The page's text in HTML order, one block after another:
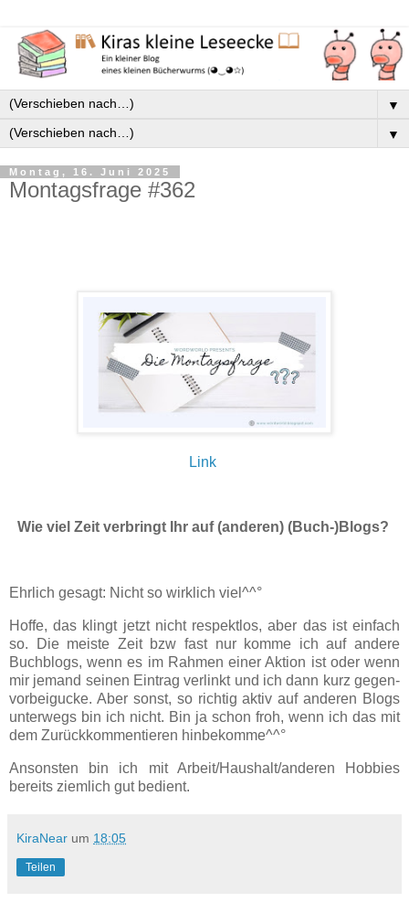
▼
▼
Montag, 16. Juni 2025
Montagsfrage #362
Link
Wie viel Zeit verbringt Ihr auf (anderen) (Buch-)Blogs?
Ehrlich gesagt: Nicht so wirklich viel^^°
Hoffe, das klingt jetzt nicht respektlos, aber das ist einfach
so. Die meiste Zeit bzw fast nur komme ich auf andere
Buchblogs, wenn es im Rahmen einer Aktion ist oder wenn
mir jemand seinen Eintrag verlinkt und ich dann kurz gegen-
vorbeigucke. Aber sonst, so richtig aktiv auf anderen Blogs
unterwegs bin ich nicht. Bin ja schon froh, wenn ich das mit
dem Zurückkommentieren hinbekomme^^°
Ansonsten bin ich mit Arbeit/Haushalt/anderen Hobbies
bereits ziemlich gut bedient.
KiraNear um 18:05
Teilen